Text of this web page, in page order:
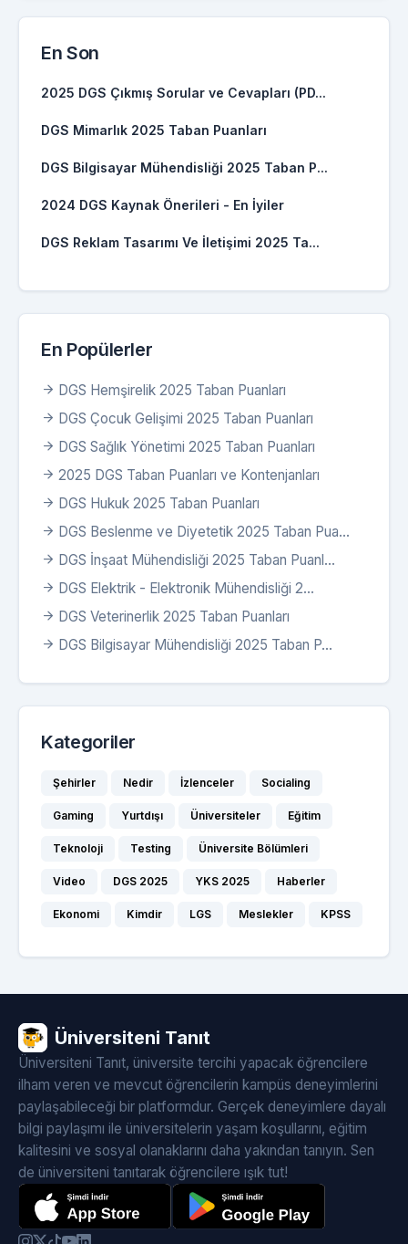
En Son
2025 DGS Çıkmış Sorular ve Cevapları (PD...
DGS Mimarlık 2025 Taban Puanları
DGS Bilgisayar Mühendisliği 2025 Taban P...
2024 DGS Kaynak Önerileri - En İyiler
DGS Reklam Tasarımı Ve İletişimi 2025 Ta...
En Popülerler
DGS Hemşirelik 2025 Taban Puanları
DGS Çocuk Gelişimi 2025 Taban Puanları
DGS Sağlık Yönetimi 2025 Taban Puanları
2025 DGS Taban Puanları ve Kontenjanları
DGS Hukuk 2025 Taban Puanları
DGS Beslenme ve Diyetetik 2025 Taban Pua...
DGS İnşaat Mühendisliği 2025 Taban Puanl...
DGS Elektrik - Elektronik Mühendisliği 2...
DGS Veterinerlik 2025 Taban Puanları
DGS Bilgisayar Mühendisliği 2025 Taban P...
Kategoriler
Şehirler Nedir İzlenceler Socialing
Gaming Yurtdışı Üniversiteler Eğitim
Teknoloji Testing Üniversite Bölümleri
Video DGS 2025 YKS 2025 Haberler
Ekonomi Kimdir LGS Meslekler KPSS
Üniversiteni Tanıt
Üniversiteni Tanıt, üniversite tercihi yapacak öğrencilere
ilham veren ve mevcut öğrencilerin kampüs deneyimlerini
paylaşabileceği bir platformdur. Gerçek deneyimlere dayalı
bilgi paylaşımı ile üniversitelerin yaşam koşullarını, eğitim
kalitesini ve sosyal olanaklarını daha yakından tanıyın. Sen
de üniversiteni tanıtarak öğrencilere ışık tut!